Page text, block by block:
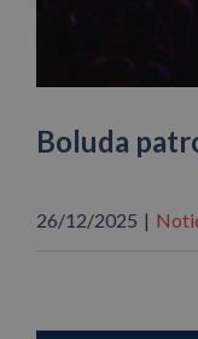
Boluda
26/12/2025 |